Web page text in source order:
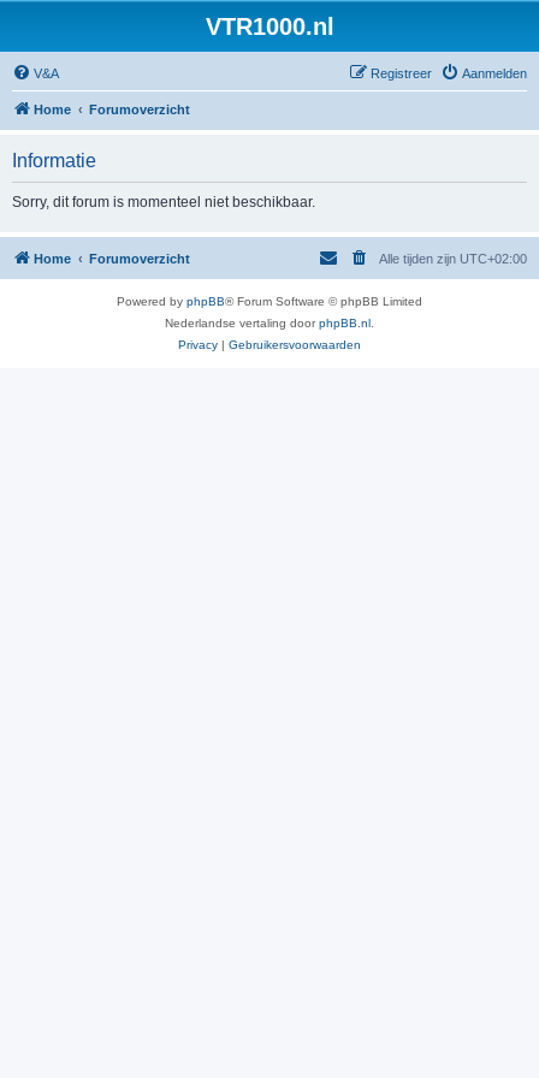
VTR1000.nl
V&A Aanmelden
Registreer
Home Forumoverzicht
Informatie
Sorry, dit forum is momenteel niet beschikbaar.
Home Forumoverzicht Alle tijden zijn UTC+02:00
Powered by phpBB® Forum Software © phpBB Limited
Nederlandse vertaling doorphpBB.nl
Privacy | Gebruikersvoorwaarden